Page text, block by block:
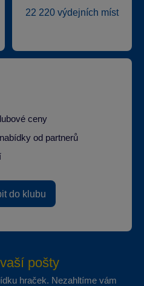
22 220 výdejních míst
ceny
od partnerů
do klubu
pošty
hraček. Nezahltíme vám